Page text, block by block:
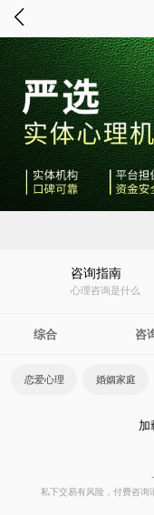
咨询指南
心理咨询是什么
综合 咨
恋爱心理 婚姻家庭
加
私下交易有风险，付费咨询